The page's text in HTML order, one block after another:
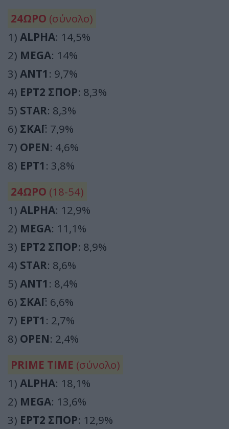
24ΩΡΟ (σύνολο)
1) ALPHA: 14,5%
2) MEGA: 14%
3) ΑΝΤ1 : 9,7%
4) ΕΡΤ2 ΣΠΟΡ: 8,3%
5) STAR: 8,3%
6) ΣΚΑΪ: 7,9%
7) OPEN: 4,6%
8) ΕΡΤ1 : 3,8%
24ΩΡΟ (18-54)
1) ALPHA: 12,9%
2) MEGA: 11,1%
3) ΕΡΤ2 ΣΠΟΡ: 8,9%
4) STAR: 8,6%
5) ΑΝΤ1 : 8,4%
6) ΣΚΑΪ: 6,6%
7) ΕΡΤ1 : 2,7%
8) OPEN: 2,4%
PRIME TIME (σύνολο)
1) ALPHA: 18,1%
2) MEGA: 13,6%
3) ΕΡΤ2 ΣΠΟΡ: 12,9%